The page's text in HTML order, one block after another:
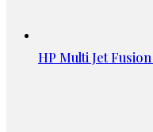
HP Multi Jet